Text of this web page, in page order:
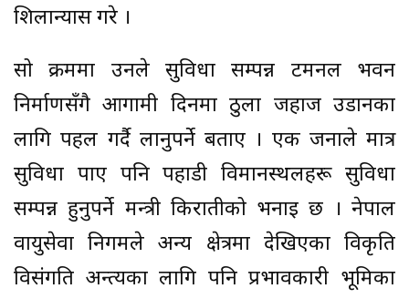
शिलान्यास गरे ।
सो क्रममा उनले सुविधा सम्पन्न टर्मिनल भवन
निर्माणसँगै आगामी दिनमा ठुला जहाज उडानका
लागि पहल गर्दै लानुपर्ने बताए । एक जनाले मात्र
सुविधा पाए पनि पहाडी विमानस्थलहरू सुविधा
सम्पन्न हुनुपर्ने मन्त्री किरातीको भनाइ छ । नेपाल
वायुसेवा निगमले अन्य क्षेत्रमा देखिएका विकृति
विसंगति अन्त्यका लागि पनि प्रभावकारी भूमिका